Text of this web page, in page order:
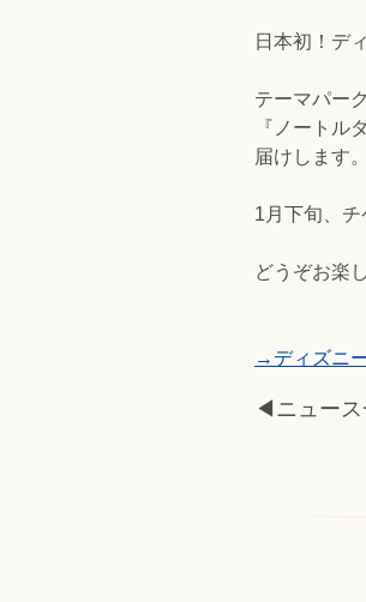
日本初！デ
テーマパー
『ノートル
届けします。
1月下旬、チ
どうぞお楽
→ディズニ
◀ニュース